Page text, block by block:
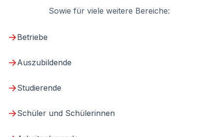
Sowie für viele weitere Bereiche:
→Betriebe
→Auszubildende
→Studierende
→Schüler und Schülerinnen